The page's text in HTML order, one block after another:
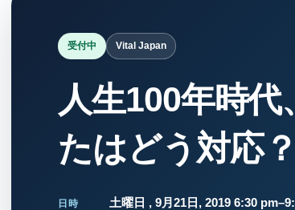
受付中 Vital Japan
人生100年時代
たはどう対応？
日時 土曜日 , 9月21日, 2019 6:30